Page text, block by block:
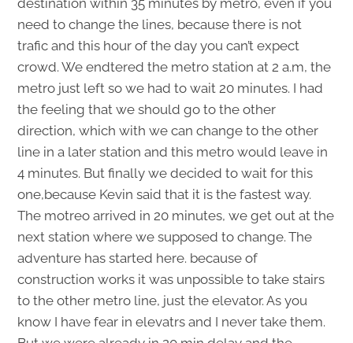
need to change the lines, because there is not
trafic and this hour of the day you can’t expect
crowd. We endtered the metro station at 2 a.m, the
metro just left so we had to wait 20 minutes. I had
the feeling that we should go to the other
direction, which with we can change to the other
line in a later station and this metro would leave in
4 minutes. But finally we decided to wait for this
one,because Kevin said that it is the fastest way.
The motreo arrived in 20 minutes, we get out at the
next station where we supposed to change. The
adventure has started here. because of
construction works it was unpossible to take stairs
to the other metro line, just the elevator. As you
know I have fear in elevatrs and I never take them.